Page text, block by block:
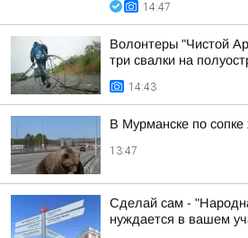
14:47
Волонтеры "Чистой
три свалки на
14:43
В Мурманске по
13:47
Сделай сам -
нуждается в вашем